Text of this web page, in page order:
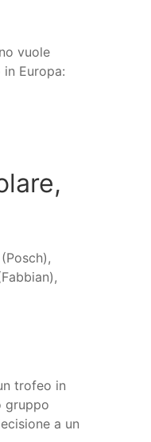
vuole
Europa:
trofeo in
gruppo
a un